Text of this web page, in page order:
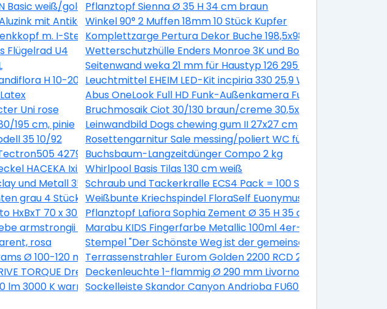
Basic weiß/golden oak 1050x650 mm DIN Rechts
Pflanztopf Sienna Ø 35 H 34 cm braun
mit Antikondensationsbeschichtung 6100 x 1138 x 0,5 mm
Winkel 90° 2 Muffen 18mm 10 Stück Kupfer
436483m. I-Stern 4x70 mm galv.verzinkt, 200 Stück
Komplettzarge Pertura Dekor Buche 198,5x98,5x16,0 cm Links
Flügelrad U4
Wetterschutzhülle Enders Monroe 3K und Boston 3K
Seitenwand weka 21 mm für Haustyp 126 295 cm natur
H 10-20 cm Co 0,5 L (6 Stk.)
Leuchtmittel EHEIM LED-Kit incpiria 330 25,9 W
Abus OneLook Full HD Funk-Außenkamera Funk Nachtsicht
Uni rose
Bruchmosaik Ciot 30/130 braun/creme 30,5x30,5 cm
195 cm, pinie
Leinwandbild Dogs chewing gum II 27x27 cm
35 10/92
Rosettengarnitur Sale messing/poliert WC für Bad + WC Türen
42791000Buchsbaum-Langzeitdünger Compo 2 kg
HACEKA Ixi edelstahlWhirlpool Basis Tilas 130 cm weiß
und Metall 35 x 35 x 72 cm grau
Schraub und Tackerkralle ECS4 Pack = 100 Stück
grau 4 Stück DE142Weißbunte Kriechspindel FloraSelf Euonymus fortunei
HxBxT 70 x 30 x 19cm Pinie greyPflanztopf Lafiora Sophia Zement Ø 35 H 35 cm grau
RAL 9016
armstrongii 'Green Boys' Ø 12 cm Topf
Marabu KIDS Fingerfarbe Metallic 100ml 4er-Set
rosa
Stempel "Der Schönste Weg ist der gemeinsame"
Ø 100-120 mm feueraluminiert silber
Terrassenstrahler Eurom Golden 2200 RCD 2200W
TORQUE Drehmoment 1,0 - 5,0 Nm
Deckenleuchte 1-flammig Ø 290 mm Livorno weiß/titanium
Eiche-hell sägerau
lm 3000 K warmweiß HxL 80x130 mm Sania nickel-matt
Sockelleiste Skandor Canyon Andrioba FU60L 19x58x2400 mm